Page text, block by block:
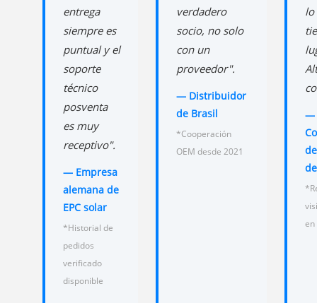
entrega
siempre es
puntual y el
soporte
técnico
posventa
es muy
receptivo".
— Empresa
alemana de
EPC solar
*Historial de
pedidos
verificado
disponible
verdadero
socio, no solo
con un
proveedor".
— Distribuidor
de Brasil
*Cooperación
OEM desde 2021
lo
—
en